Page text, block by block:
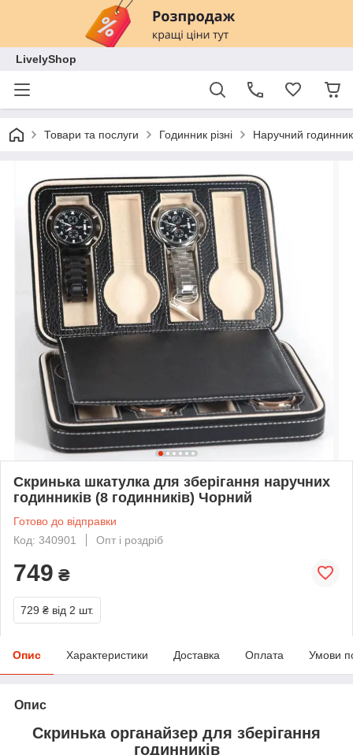
LivelyShop
Товари та послуги Годинник різні Наручний годинник
Скринька шкатулка для зберігання наручних
годинників (8 годинників) Чорний
Готово до відправки
Код: 340901
Опт і роздріб
749 ₴
729 ₴ від 2 шт.
Опис Характеристики Доставка Оплата Умови
Опис
Скринька органайзер для зберігання
годинників